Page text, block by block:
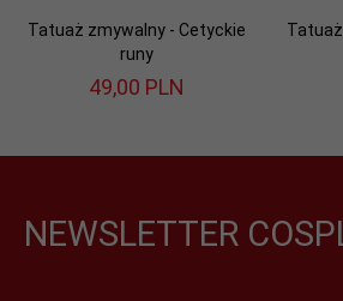
Tatuaż zmywalny - Cetyckie
runy
49,00 PLN
NEWSLETTER